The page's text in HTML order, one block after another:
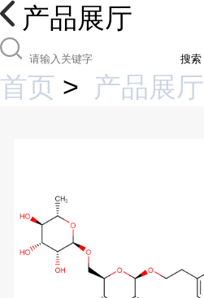
产品展厅
搜索
首页 > 产品展厅